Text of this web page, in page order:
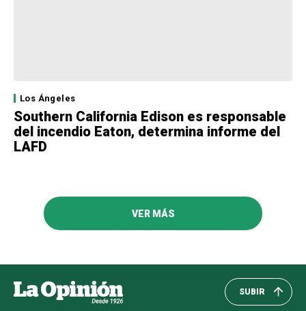
Los Ángeles
Southern California Edison es responsable
del incendio Eaton, determina informe del
LAFD
VER MÁS
SUBIR